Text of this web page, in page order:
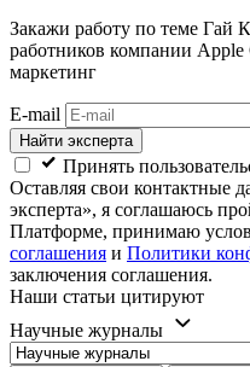
Закажи работу по теме Гай
работников компании Apple
маркетинг
E-mail
Найти эксперта
Принять
Оставляя свои контактные
эксперта», я соглашаюсь
Платформе, принимаю
соглашения и Политики
заключения соглашения.
Наши статьи цитируют
Научные журналы